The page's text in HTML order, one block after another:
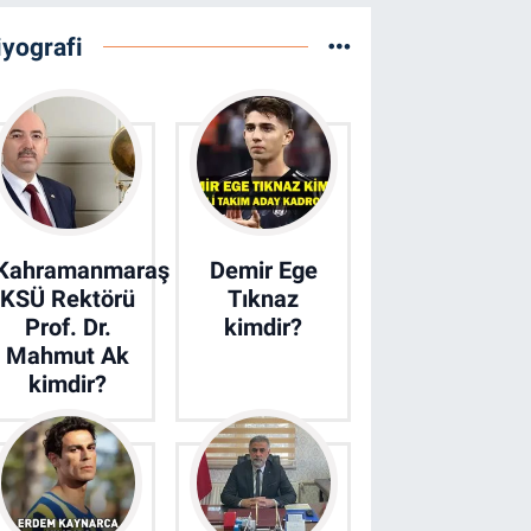
KSÜ Rektörü
Prof. Dr.
Mahmut Ak
kimdir?
Demir Ege
Tıknaz
kimdir?